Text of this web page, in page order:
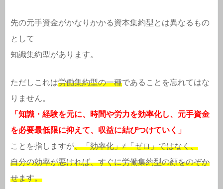
先の元手資金がかなりかかる資本集約型とは異なるもの
として
知識集約型があります。
ただしこれは労働集約型の一種であることを忘れてはな
りません。
「知識・経験を元に、時間や労力を効率化し、元手資金
を必要最低限に抑えて、収益に結びつけていく」
ことを指しますが、「効率化」≠「ゼロ」ではなく、
自分の効率が悪ければ、すぐに労働集約型の顔をのぞか
せます。